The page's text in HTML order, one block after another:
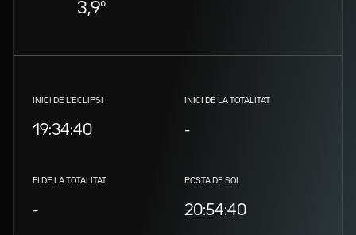
3,9º
INICI DE L'ECLIPSI
19:34:40
INICI DE LA TOTALITAT
-
FI DE LA TOTALITAT
-
POSTA DE SOL
20:54:40